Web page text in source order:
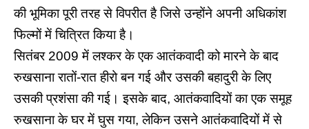
की भूमिका पूरी तरह से विपरीत है जिसे उन्होंने अपनी अधिकांश
फिल्मों में चित्रित किया है।
सितंबर 2009 में लश्कर के एक आतंकवादी को मारने के बाद
रुखसाना रातों-रात हीरो बन गई और उसकी बहादुरी के लिए
उसकी प्रशंसा की गई। इसके बाद, आतंकवादियों का एक समूह
रुखसाना के घर में घुस गया, लेकिन उसने आतंकवादियों में से